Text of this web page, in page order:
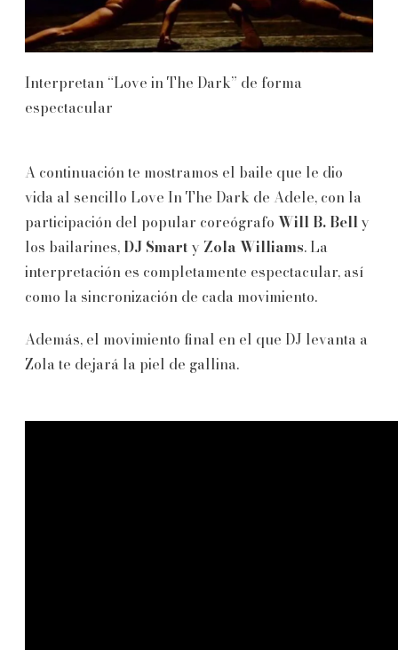
Interpretan “Love in The Dark” de forma
espectacular
A continuación te mostramos el baile que le dio
vida al sencillo Love In The Dark de Adele, con la
participación del popular coreógrafo Will B. Belly
los bailarines, DJ Smarty Zola Williams. La
interpretación es completamente espectacular, así
como la sincronización de cada movimiento.
Además, el movimiento final en el que DJ levanta a
Zola te dejará la piel de gallina.